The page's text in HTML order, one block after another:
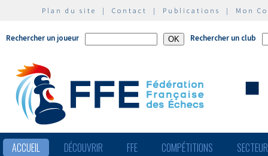
Plan du site | Contact | Publications | Mon
Rechercher un joueur Rechercher un club
ACCUEIL DÉCOUVRIR FFE COMPÉTITIONS